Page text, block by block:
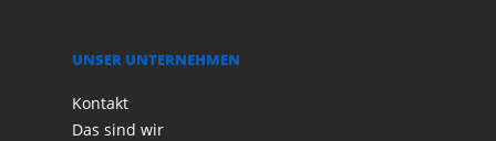
UNSER UNTERNEHMEN
Kontakt
Das sind wir